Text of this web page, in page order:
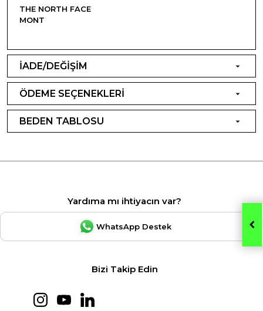
THE NORTH FACE
MONT
İADE/DEĞİŞİM
ÖDEME SEÇENEKLERİ
BEDEN TABLOSU
Yardıma mı ihtiyacın var?
WhatsApp Destek
Bizi Takip Edin